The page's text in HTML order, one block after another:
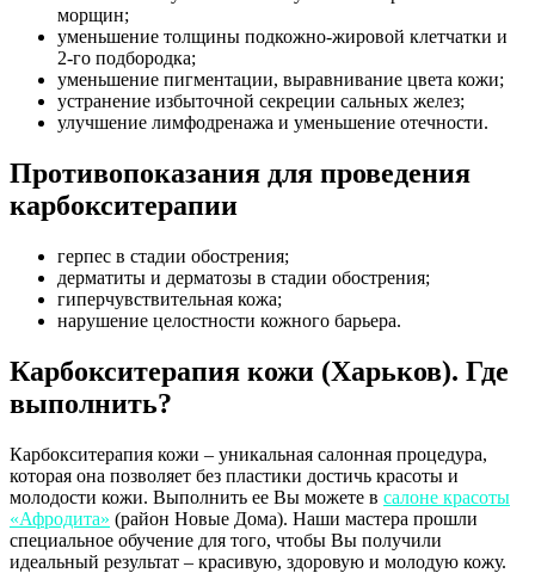
морщин;
уменьшение толщины подкожно-жировой клетчатки и
2-го подбородка;
уменьшение пигментации, выравнивание цвета кожи;
устранение избыточной секреции сальных желез;
улучшение лимфодренажа и уменьшение отечности.
Противопоказания для проведения
карбокситерапии
герпес в стадии обострения;
дерматиты и дерматозы в стадии обострения;
гиперчувствительная кожа;
нарушение целостности кожного барьера.
Карбокситерапия кожи (Харьков). Где
выполнить?
Карбокситерапия кожи – уникальная салонная процедура,
которая она позволяет без пластики достичь красоты и
молодости кожи. Выполнить ее Вы можете в салоне красоты
«Афродита» (район Новые Дома). Наши мастера прошли
специальное обучение для того, чтобы Вы получили
идеальный результат – красивую, здоровую и молодую кожу.